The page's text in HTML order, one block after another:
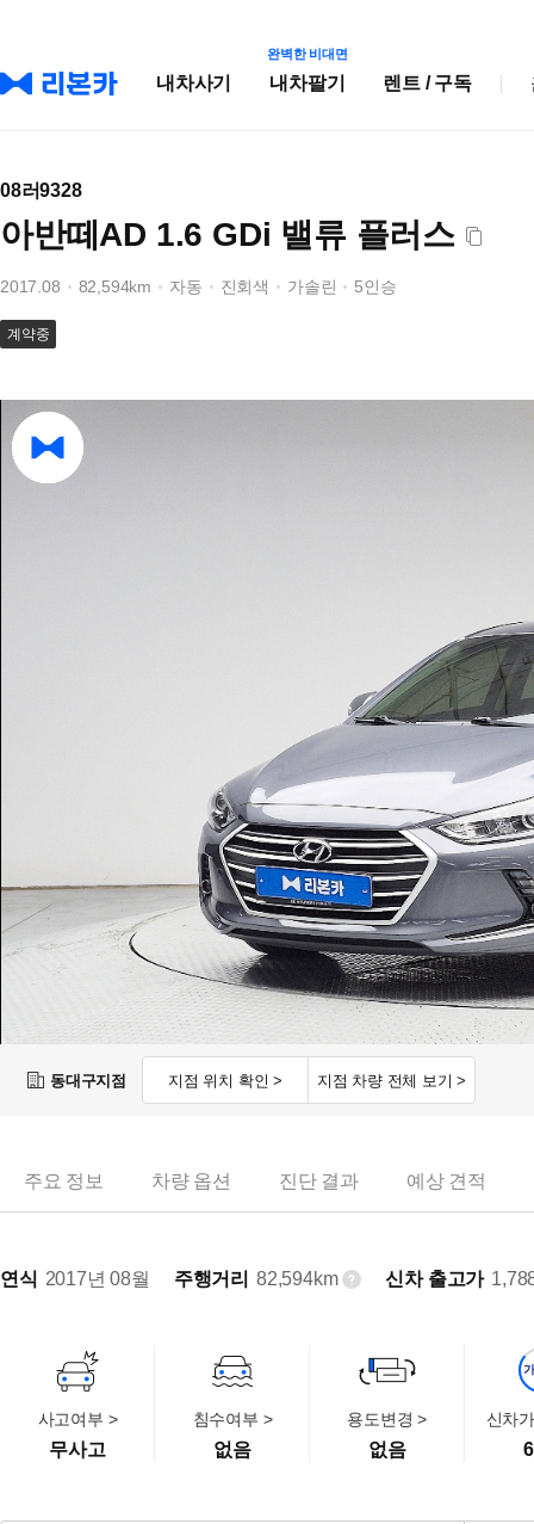
내차사기
완벽한 비대면
내차팔기 렌트 / 구독
08러9328
아반떼AD 1.6 GDi 밸류 플러스
2017.08 82,594km 자동 진회색 가솔린 5인승
계약중
동대구지점 지점 위치 확인 > 지점 차량 전체 보기 >
주요 정보 차량 옵션 진단 결과 예상 견적
연식 2017년 08월 주행거리 82,594km 신차 출고가
사고여부 >
무사고
침수여부 >
없음
용도변경 >
없음
신차